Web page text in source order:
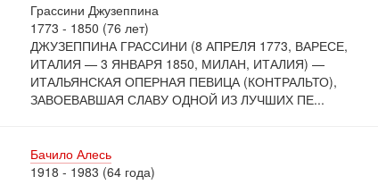
Грассини Джузеппина
1773 - 1850 (76 лет)
ДЖУЗЕППИНА ГРАССИНИ (8 АПРЕЛЯ 1773, ВАРЕСЕ,
ИТАЛИЯ — 3 ЯНВАРЯ 1850, МИЛАН, ИТАЛИЯ) —
ИТАЛЬЯНСКАЯ ОПЕРНАЯ ПЕВИЦА (КОНТРАЛЬТО),
ЗАВОЕВАВШАЯ СЛАВУ ОДНОЙ ИЗ ЛУЧШИХ ПЕ...
Бачило Алесь
1918 - 1983 (64 года)